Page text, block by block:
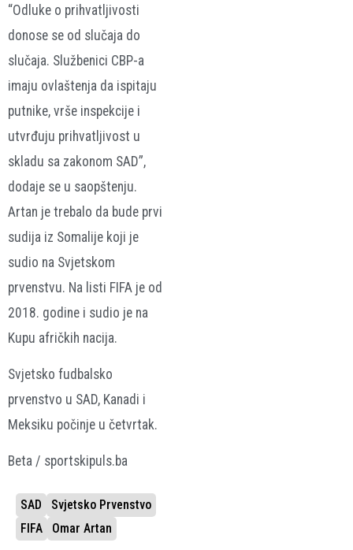
“Odluke o prihvatljivosti
donose se od slučaja do
slučaja. Službenici CBP-a
imaju ovlaštenja da ispitaju
putnike, vrše inspekcije i
utvrđuju prihvatljivost u
skladu sa zakonom SAD”,
dodaje se u saopštenju.
Artan je trebalo da bude prvi
sudija iz Somalije koji je
sudio na Svjetskom
prvenstvu. Na listi FIFA je od
2018. godine i sudio je na
Kupu afričkih nacija.
Svjetsko fudbalsko
prvenstvo u SAD, Kanadi i
Meksiku počinje u četvrtak.
Beta / sportskipuls.ba
SAD
Svjetsko Prvenstvo
FIFA
Omar Artan